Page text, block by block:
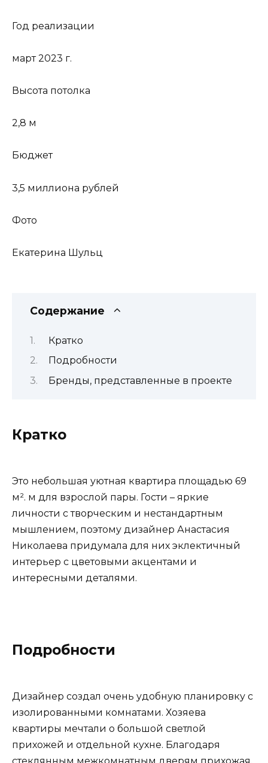
Год реализации
март 2023 г.
Высота потолка
2,8 м
Бюджет
3,5 миллиона рублей
Фото
Екатерина Шульц
Содержание
Кратко
Подробности
Бренды, представленные в проекте
Кратко
Это небольшая уютная квартира площадью 69
м². м для взрослой пары. Гости – яркие
личности с творческим и нестандартным
мышлением, поэтому дизайнер Анастасия
Николаева придумала для них эклектичный
интерьер с цветовыми акцентами и
интересными деталями.
Подробности
Дизайнер создал очень удобную планировку с
изолированными комнатами. Хозяева
квартиры мечтали о большой светлой
прихожей и отдельной кухне. Благодаря